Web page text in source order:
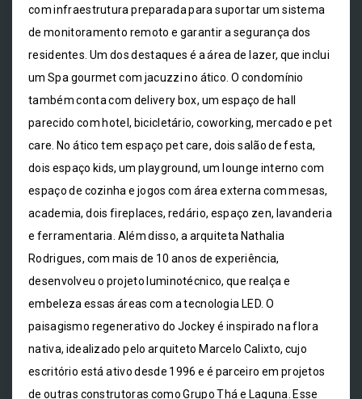
com infraestrutura preparada para suportar um sistema
de monitoramento remoto e garantir a segurança dos
residentes. Um dos destaques é a área de lazer, que inclui
um Spa gourmet com jacuzzi no ático. O condomínio
também conta com delivery box, um espaço de hall
parecido com hotel, bicicletário, coworking, mercado e pet
care. No ático tem espaço pet care, dois salão de festa,
dois espaço kids, um playground, um lounge interno com
espaço de cozinha e jogos com área externa com mesas,
academia, dois fireplaces, redário, espaço zen, lavanderia
e ferramentaria. Além disso, a arquiteta Nathalia
Rodrigues, com mais de 10 anos de experiência,
desenvolveu o projeto luminotécnico, que realça e
embeleza essas áreas com a tecnologia LED. O
paisagismo regenerativo do Jockey é inspirado na flora
nativa, idealizado pelo arquiteto Marcelo Calixto, cujo
escritório está ativo desde 1996 e é parceiro em projetos
de outras construtoras como Grupo Thá e Laguna. Esse